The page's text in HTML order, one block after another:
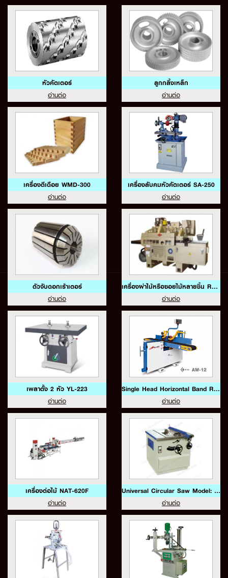
หัวคัตเตอร์
อ่านต่อ
ลูกกลิ้งเหล็ก
อ่านต่อ
เครื่องตีเดือย WMD-300
อ่านต่อ
เครื่องลับคมหัวคัตเตอร์ SA-250
อ่านต่อ
ตัวจับดอกเร้าเตอร์
อ่านต่อ
เครื่องผ่าไม้หรือซอยไม้หลายชิ้น RS-310A
อ่านต่อ
เพลาตั้ง 2 หัว YL-223
อ่านต่อ
Single Head Horizontal Band Re Saw Model AW-12
อ่านต่อ
เครื่องต่อไม้ NAT-620F
อ่านต่อ
Universal Circular Saw Model: YL-551
อ่านต่อ